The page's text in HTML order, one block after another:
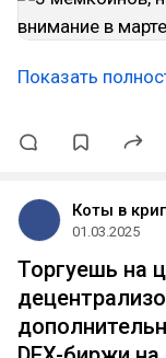
Показать
Коты в
01.03.2025
Торгуешь на